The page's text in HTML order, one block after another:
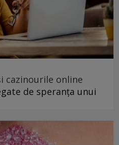
cazinourile online
de speranța unui